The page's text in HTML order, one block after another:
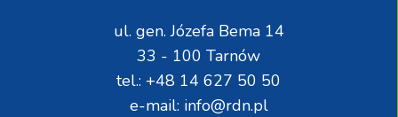
ul. gen. Józefa Bema 14
33 - 100 Tarnów
tel.: +48 14 627 50 50
e-mail: info@rdn.pl